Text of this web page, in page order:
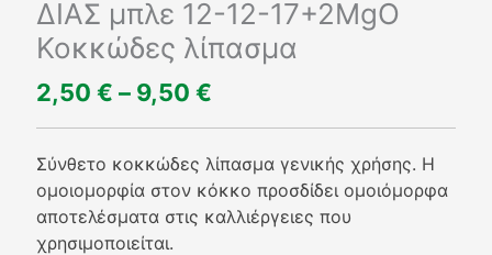
ΔΙΑΣ μπλε 12-12-17+2MgO
Κοκκώδες λίπασμα
2,50€ – 9,50€
2,50 €
through
9,50 €
Σύνθετο κοκκώδες λίπασμα γενικής χρήσης. Η
ομοιομορφία στον κόκκο προσδίδει ομοιόμορφα
αποτελέσματα στις καλλιέργειες που
χρησιμοποιείται.